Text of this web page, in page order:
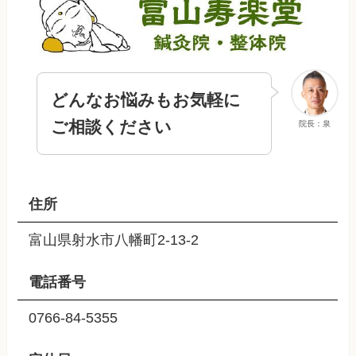
院長：泉
どんなお悩みもお気軽に
ご相談ください
住所
富山県射水市八幡町2-13-2
電話番号
0766-84-5355